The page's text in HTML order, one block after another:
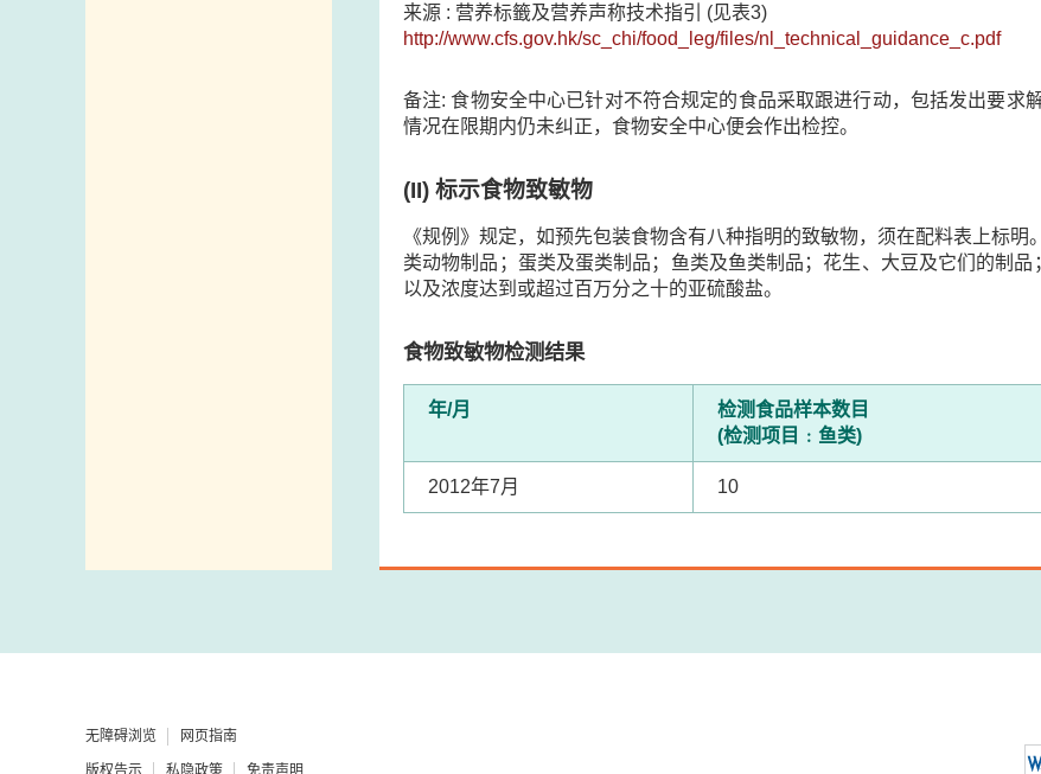
来源 : 营养标籤及营养声称技术指引 (见表3)
http://www.cfs.gov.hk/sc_chi/food_leg/files/nl_technical_guidance_c.pdf
备注: 食物安全中心已针对不符合规定的食品采取跟进行动，包括发出要求
情况在限期内仍未纠正，食物安全中心便会作出检控。
(II) 标示食物致敏物
《规例》规定，如预先包装食物含有八种指明的致敏物，须在配料表上标
类动物制品；蛋类及蛋类制品；鱼类及鱼类制品；花生、大豆及它们的制
以及浓度达到或超过百万分之十的亚硫酸盐。
食物致敏物检测结果
年/月
检测食品样本数目
(检测项目﹕鱼类)
2012年7月 10
无障碍浏览 网页指南
版权告示 私隐政策 免责声明